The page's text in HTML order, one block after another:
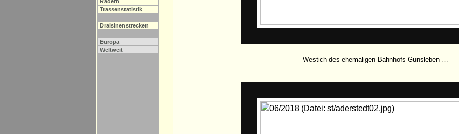
Trassenstatistik
Draisinenstrecken
Europa
Weltweit
Westich des ehemaligen Bahnhofs Gunsleben …